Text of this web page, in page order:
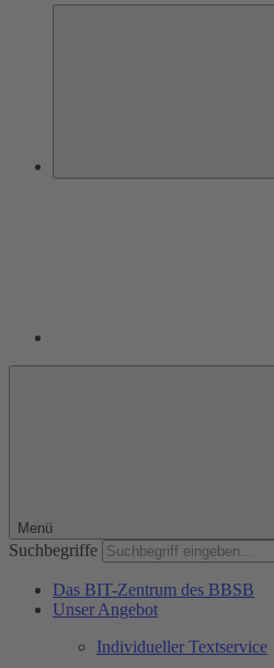
Menü
Suchbegriffe
Das BIT-Zentrum des BBSB
Unser Angebot
Individueller Textservice